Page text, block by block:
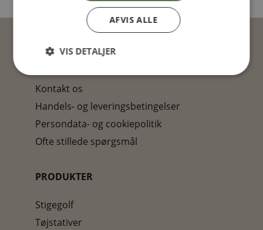
Kontakt os
Handels- og leveringsbetingelser
Persondata- og cookiepolitik
Ofte stillede spørgsmål
PRODUKTER
Stigegolf
Tøjstativer
AFVIS ALLE
VIS DETALJER